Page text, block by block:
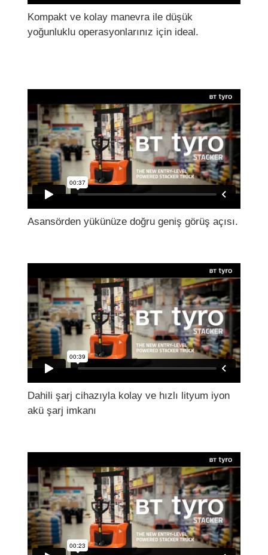
Kompakt ve kolay manevra ile düşük
yoğunluklu operasyonlarınız için ideal.
Asansörden yükünüze doğru geniş görüş açısı.
Dahili şarj cihazıyla kolay ve hızlı lityum iyon
akü şarj imkanı